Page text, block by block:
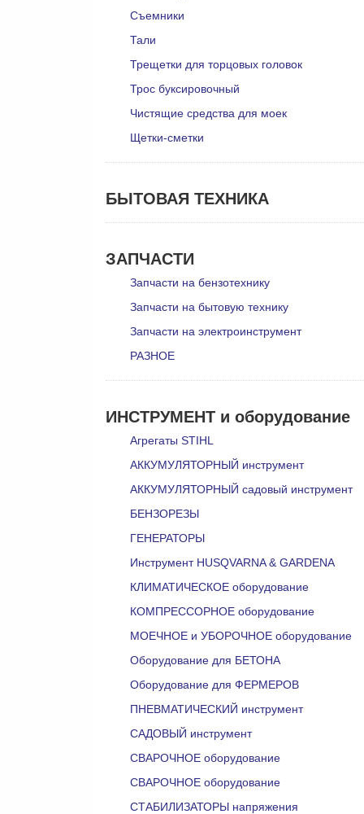
Съемники
Тали
Трещетки для торцовых головок
Трос буксировочный
Чистящие средства для моек
Щетки-сметки
БЫТОВАЯ ТЕХНИКА
ЗАПЧАСТИ
Запчасти на бензотехнику
Запчасти на бытовую технику
Запчасти на электроинструмент
РАЗНОЕ
ИНСТРУМЕНТ и оборудование
Агрегаты STIHL
АККУМУЛЯТОРНЫЙ инструмент
АККУМУЛЯТОРНЫЙ садовый инструмент
БЕНЗОРЕЗЫ
ГЕНЕРАТОРЫ
Инструмент HUSQVARNA & GARDENA
КЛИМАТИЧЕСКОЕ оборудование
КОМПРЕССОРНОЕ оборудование
МОЕЧНОЕ и УБОРОЧНОЕ оборудование
Оборудование для БЕТОНА
Оборудование для ФЕРМЕРОВ
ПНЕВМАТИЧЕСКИЙ инструмент
САДОВЫЙ инструмент
СВАРОЧНОЕ оборудование
СВАРОЧНОЕ оборудование
СТАБИЛИЗАТОРЫ напряжения